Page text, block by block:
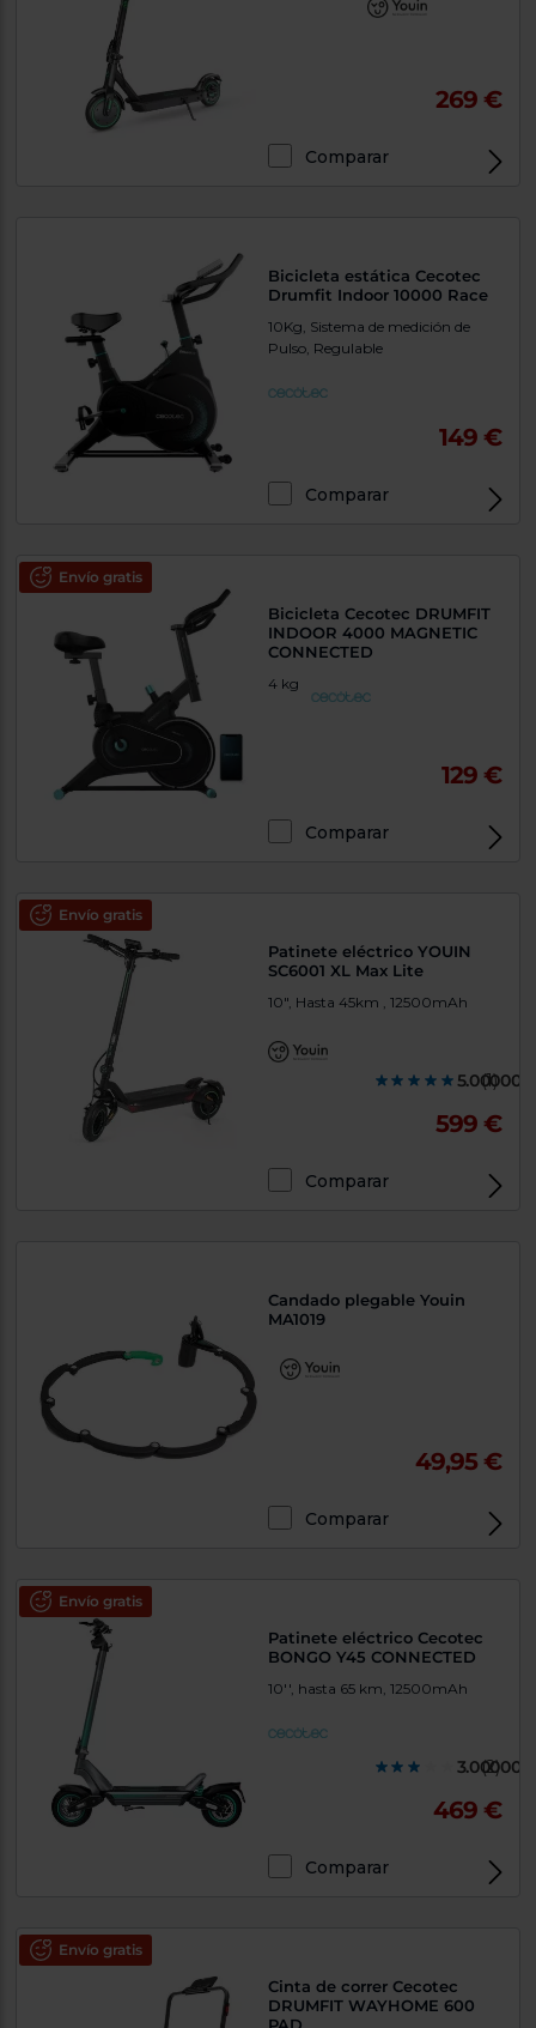
269 €
Comparar
Bicicleta estática Cecotec
Drumfit Indoor 10000 Race
10Kg, Sistema de medición de
Pulso, Regulable
149 €
Comparar
Envío gratis
Bicicleta Cecotec DRUMFIT
INDOOR 4000 MAGNETIC
CONNECTED
4 kg
129 €
Comparar
Envío gratis
Patinete eléctrico YOUIN
SC6001 XL Max Lite
10", Hasta 45km , 12500mAh
(1)
599 €
Comparar
Candado plegable Youin
MA1019
49,95 €
Comparar
Envío gratis
Patinete eléctrico Cecotec
BONGO Y45 CONNECTED
10'', hasta 65 km, 12500mAh
(2)
469 €
Comparar
Envío gratis
Cinta de correr Cecotec
DRUMFIT WAYHOME 600